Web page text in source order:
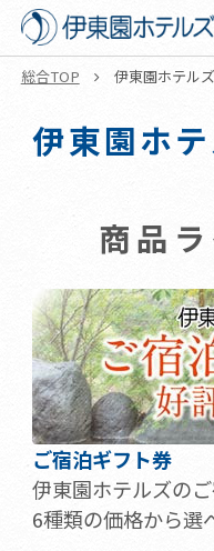
総合TOP 伊東園ホテル
伊東園ホ
商品
ご宿泊ギフト券
伊東園ホテルズのご
6種類の価格から選